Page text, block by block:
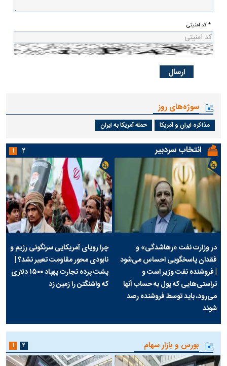
* کد امنیتی
سوژه‌های روز
مذاکره ایران و آمریکا حمله آمریکا به ایران
انتخاب سردبیر
در وزارت نفت «رهاشدگی» و
فقدان پاسخگویی احساس می‌شود
| فروشنده نفت وزیر است و
تراستی‌هایی که پول به حساب آنها
می‌رود، باید توسط فروشنده رصد
شوند
چرا رویای آمریکایی سرنگونی رژیم و
نابودی محور مقاومت تعبیر نشد؟ |
پشت پرده تجارت پهپاد‌ ۱۵۰۰ دلاری
که واشنگتن را زمین زد
۱ ۲
بورس و بازار سهام ۱ ۲